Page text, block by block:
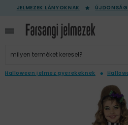
JELMEZEK LÁNYOKNAK
Halloween jelmez gyerekeknek